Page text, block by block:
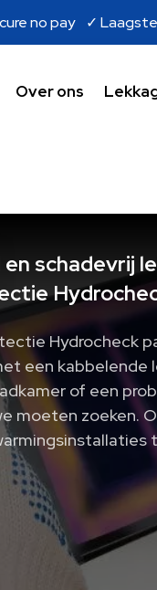
no pay ✓
Over ons
schadevrij
Hydrocheck
een kabbelende
of een
moeten zoeken.